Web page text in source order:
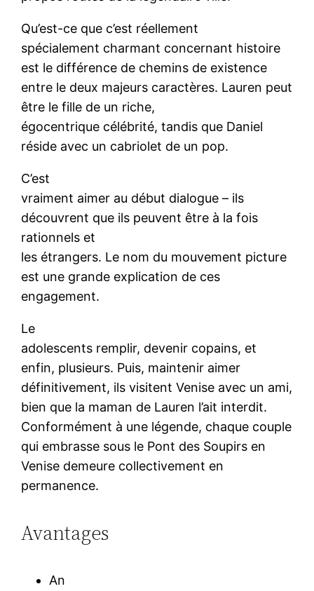
Qu’est-ce que c’est réellement
spécialement charmant concernant histoire
est le différence de chemins de existence
entre le deux majeurs caractères. Lauren peut
être le fille de un riche,
égocentrique célébrité, tandis que Daniel
réside avec un cabriolet de un pop.
C’est
vraiment aimer au début dialogue – ils
découvrent que ils peuvent être à la fois
rationnels et
les étrangers. Le nom du mouvement picture
est une grande explication de ces
engagement.
Le
adolescents remplir, devenir copains, et
enfin, plusieurs. Puis, maintenir aimer
définitivement, ils visitent Venise avec un ami,
bien que la maman de Lauren l’ait interdit.
Conformément à une légende, chaque couple
qui embrasse sous le Pont des Soupirs en
Venise demeure collectivement en
permanence.
Avantages
An